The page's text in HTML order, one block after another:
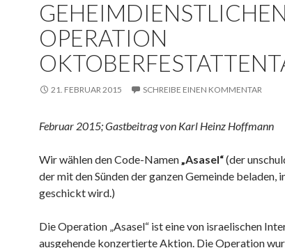
GEHEIMDIENSTLICHEN
OPERATION
21. FEBRUAR 2015 SCHREIBE EINEN KOMMENTAR
Februar 2015; Gastbeitrag von Karl Heinz Hoffmann
Wir wählen den Code-Namen„Asasel“(der
der mit den Sünden der ganzen Gemeinde beladen,
geschickt wird.)
Die Operation „Asasel“ ist eine von israelischen
ausgehende konzertierte Aktion. Die Operation